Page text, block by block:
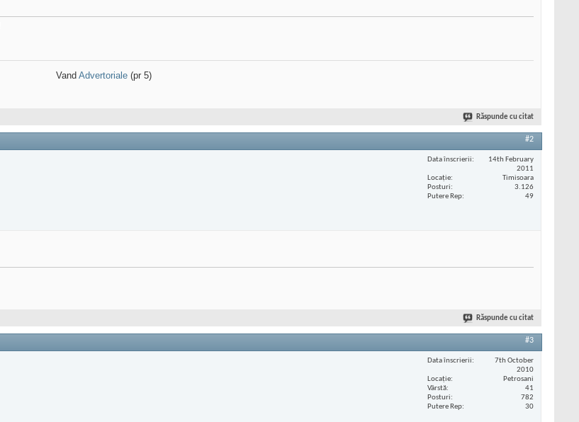
Vand Advertoriale (pr 5)
Răspunde cu citat
#2
Data înscrierii
14th February
2011
Locaţie
Timisoara
Posturi
3.126
Putere Rep
49
Răspunde cu citat
#3
Data înscrierii
7th October
2010
Locaţie
Petrosani
Vârstă
41
Posturi
782
Putere Rep
30